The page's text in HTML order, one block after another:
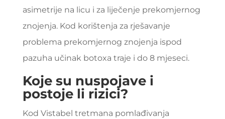
asimetrije na licu i za liječenje prekomjernog
znojenja. Kod korištenja za rješavanje
problema prekomjernog znojenja ispod
pazuha učinak botoxa traje i do 8 mjeseci.
Koje su nuspojave i
postoje li rizici?
Kod Vistabel tretmana pomlađivanja